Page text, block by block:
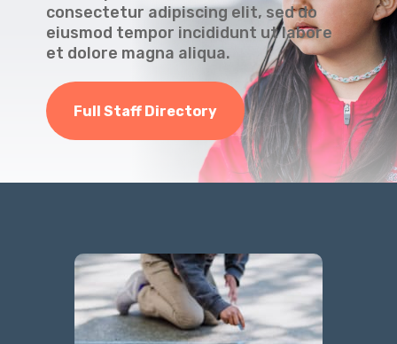
consectetur adipiscing elit, sed do
eiusmod tempor incididunt ut labore
et dolore magna aliqua.
Full Staff Directory